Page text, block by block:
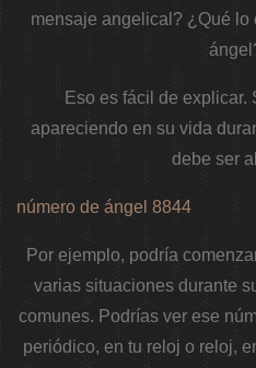
mensaje angelical? ¿Qué lo
Eso es fácil de explicar.
apareciendo en su vida
debe ser
número de ángel 8844
Por ejemplo, podría
varias situaciones durante
comunes. Podrías ver ese
periódico, en tu reloj o reloj,